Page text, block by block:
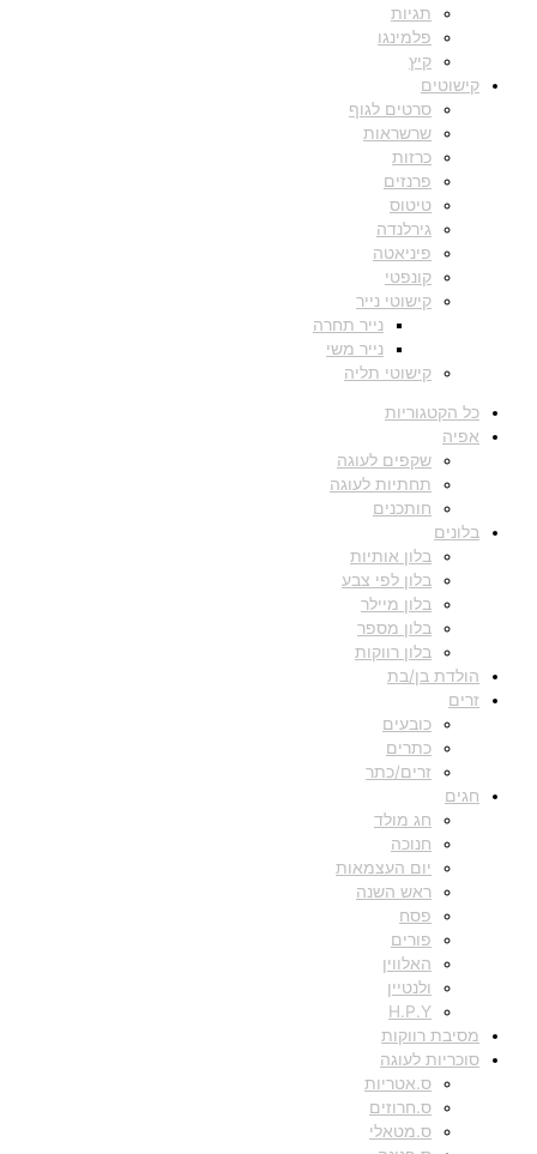
תגיות
פלמינגו
קיץ
קישוטים
סרטים לגוף
שרשראות
כרזות
פרנזים
טיטוס
גירלנדה
פיניאטה
קונפטי
קישוטי נייר
נייר תחרה
נייר משי
קישוטי תליה
כל הקטגוריות
אפיה
שקפים לעוגה
תחתיות לעוגה
חותכנים
בלונים
בלון אותיות
בלון לפי צבע
בלון מיילר
בלון מספר
בלון רווקות
הולדת בן/בת
זרים
כובעים
כתרים
זרים/כתר
חגים
חג מולד
חנוכה
יום העצמאות
ראש השנה
פסח
פורים
האלווין
ולנטיין
H.P.Y
מסיבת רווקות
סוכריות לעוגה
ס.אטריות
ס.חרוזים
ס.מטאלי